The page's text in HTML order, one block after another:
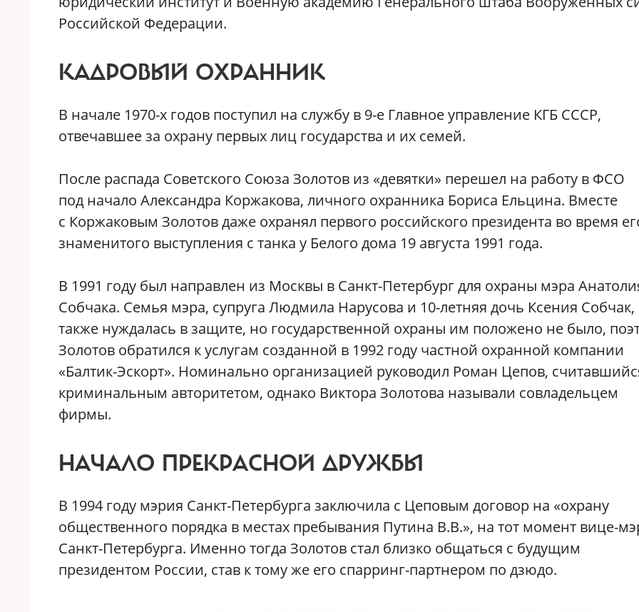
Российской Федерации.
КАДРОВЫЙ ОХРАННИК
В начале 1970-х годов поступил на службу в 9-е Главное управление КГБ СССР,
отвечавшее за охрану первых лиц государства и их семей.
После распада Советского Союза Золотов из «девятки» перешел на работу в ФСО
под начало Александра Коржакова, личного охранника Бориса Ельцина. Вместе
с Коржаковым Золотов даже охранял первого российского президента во время
знаменитого выступления с танка у Белого дома 19 августа 1991 года.
В 1991 году был направлен из Москвы в Санкт-Петербург для охраны мэра
Собчака. Семья мэра, супруга Людмила Нарусова и 10-летняя дочь Ксения Собчак,
также нуждалась в защите, но государственной охраны им положено не было,
Золотов обратился к услугам созданной в 1992 году частной охранной компании
«Балтик-Эскорт». Номинально организацией руководил Роман Цепов,
криминальным авторитетом, однако Виктора Золотова называли совладельцем
фирмы.
НАЧАЛО ПРЕКРАСНОЙ ДРУЖБЫ
В 1994 году мэрия Санкт-Петербурга заключила с Цеповым договор на «охрану
общественного порядка в местах пребывания Путина В.В.», на тот момент вице-
Санкт-Петербурга. Именно тогда Золотов стал близко общаться с будущим
президентом России, став к тому же его спарринг-партнером по дзюдо.